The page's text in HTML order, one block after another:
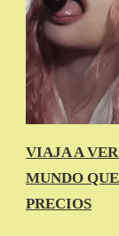
VIAJA A
MUNDO
PRECIOS